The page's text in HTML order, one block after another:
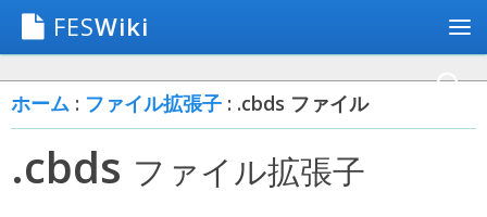
FESWiki
ホーム : ファイル拡張子 : .cbds ファイル
.cbds ファイル拡張子